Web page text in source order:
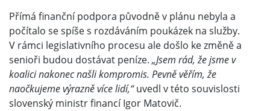
Přímá finanční podpora původně v plánu nebyla a
počítalo se spíše s rozdáváním poukázek na služby.
V rámci legislativního procesu ale došlo ke změně a
senioři budou dostávat peníze.„Jsem rád, že jsme v
koalici nakonec našli kompromis. Pevně věřím, že
naočkujeme výrazně více lidí,“uvedl v této souvislosti
slovenský ministr financí Igor Matovič.